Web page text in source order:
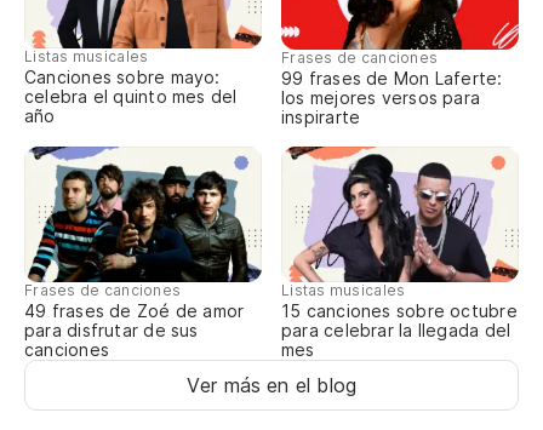
Listas musicales
Canciones sobre mayo:
celebra el quinto mes del
año
Frases de canciones
99 frases de Mon Laferte:
los mejores versos para
inspirarte
Frases de canciones
49 frases de Zoé de amor
para disfrutar de sus
canciones
Listas musicales
15 canciones sobre octubre
para celebrar la llegada del
mes
Ver más en el blog